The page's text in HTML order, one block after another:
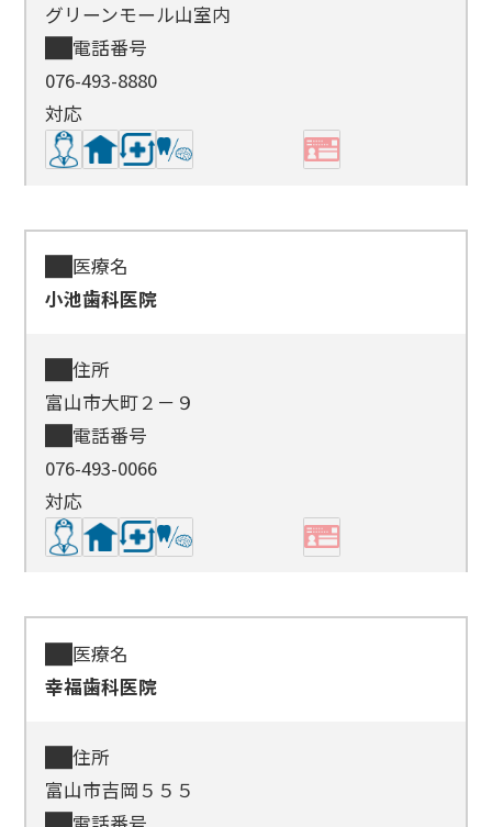
グリーンモール山室内
電話番号
076-493-8880
対応
医療名
小池歯科医院
住所
富山市大町２－９
電話番号
076-493-0066
対応
医療名
幸福歯科医院
住所
富山市吉岡５５５